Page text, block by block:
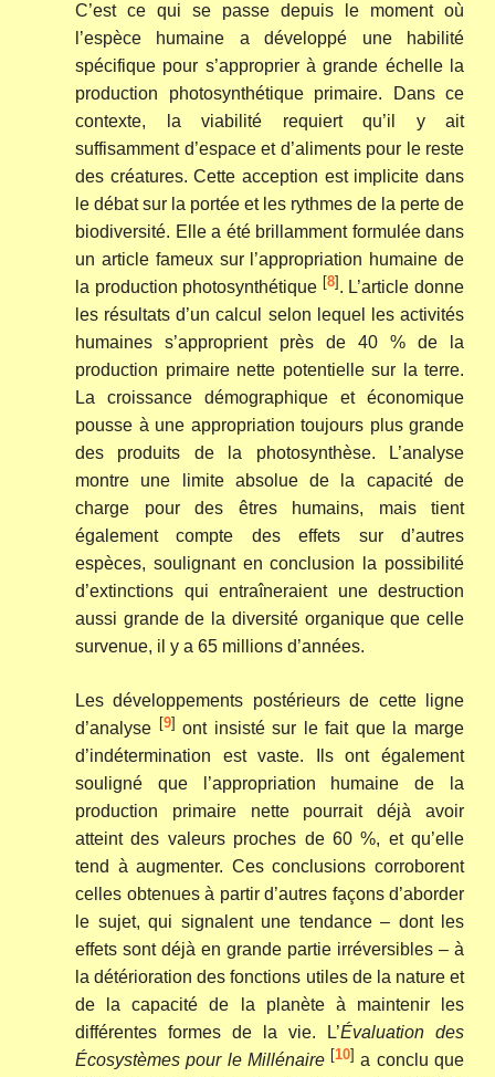
C’est ce qui se passe depuis le moment où
l’espèce humaine a développé une habilité
spécifique pour s’approprier à grande échelle la
production photosynthétique primaire. Dans ce
contexte, la viabilité requiert qu’il y ait
suffisamment d’espace et d’aliments pour le reste
des créatures. Cette acception est implicite dans
le débat sur la portée et les rythmes de la perte de
biodiversité. Elle a été brillamment formulée dans
un article fameux sur l’appropriation humaine de
la production photosynthétique [8]. L’article donne
les résultats d’un calcul selon lequel les activités
humaines s’approprient près de 40 % de la
production primaire nette potentielle sur la terre.
La croissance démographique et économique
pousse à une appropriation toujours plus grande
des produits de la photosynthèse. L’analyse
montre une limite absolue de la capacité de
charge pour des êtres humains, mais tient
également compte des effets sur d’autres
espèces, soulignant en conclusion la possibilité
d’extinctions qui entraîneraient une destruction
aussi grande de la diversité organique que celle
survenue, il y a 65 millions d’années.
Les développements postérieurs de cette ligne
d’analyse [9] ont insisté sur le fait que la marge
d’indétermination est vaste. Ils ont également
souligné que l’appropriation humaine de la
production primaire nette pourrait déjà avoir
atteint des valeurs proches de 60 %, et qu’elle
tend à augmenter. Ces conclusions corroborent
celles obtenues à partir d’autres façons d’aborder
le sujet, qui signalent une tendance – dont les
effets sont déjà en grande partie irréversibles – à
la détérioration des fonctions utiles de la nature et
de la capacité de la planète à maintenir les
différentes formes de la vie. L’Évaluation des
Écosystèmes pour le Millénaire [10] a conclu que